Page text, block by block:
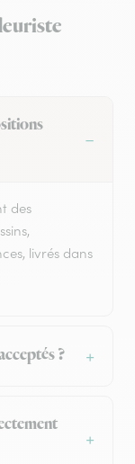
des
livrés dans
?